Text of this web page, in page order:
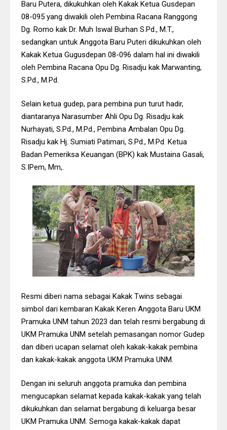
Baru Putera, dikukuhkan oleh Kakak Ketua Gusdepan
08-095 yang diwakili oleh Pembina Racana Ranggong
Dg. Romo kak Dr. Muh Iswal Burhan S.Pd., M.T.,
sedangkan untuk Anggota Baru Puteri dikukuhkan oleh
Kakak Ketua Gugusdepan 08-096 dalam hal ini diwakili
oleh Pembina Racana Opu Dg. Risadju kak Marwanting,
S.Pd., M.Pd.
Selain ketua gudep, para pembina pun turut hadir,
diantaranya Narasumber Ahli Opu Dg. Risadju kak
Nurhayati, S.Pd., M.Pd., Pembina Ambalan Opu Dg.
Risadju kak Hj. Sumiati Patimari, S.Pd., M.Pd. Ketua
Badan Pemeriksa Keuangan (BPK) kak Mustaina Gasali,
S.IPem, Mm,.
Resmi diberi nama sebagai Kakak Twins sebagai
simbol dari kembaran Kakak Keren Anggota Baru UKM
Pramuka UNM tahun 2023 dan telah resmi bergabung di
UKM Pramuka UNM setelah pemasangan nomor Gudep
dan diberi ucapan selamat oleh kakak-kakak pembina
dan kakak-kakak anggota UKM Pramuka UNM.
Dengan ini seluruh anggota pramuka dan pembina
mengucapkan selamat kepada kakak-kakak yang telah
dikukuhkan dan selamat bergabung di keluarga besar
UKM Pramuka UNM. Semoga kakak-kakak dapat